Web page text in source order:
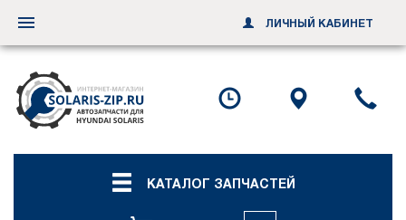
КАТАЛОГ ЗАПЧАСТЕЙ
Переключить
навигацию
ЛИЧНЫЙ КАБИНЕТ
Посмотреть
график схему